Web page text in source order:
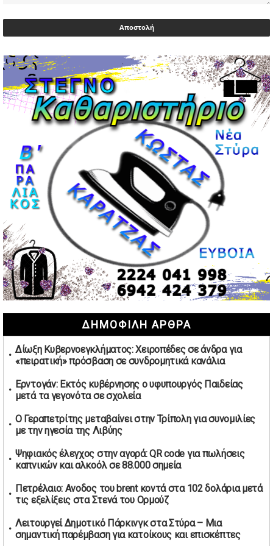
και Ολυμπιακού
02/05/2026 | 20:28
Περιστέρι: Ένταση μεταξύ ανηλίκων άφησε δύο
15χρονους τραυματίες
02/05/2026 | 18:56
Ηνωμένα Αραβικά Εμιράτα: Αίρουν τους περιορισμούς
στον εναέριο χώρο
02/05/2026 | 17:16
Η Αθηνά Λινού αφήνει ανοιχτό το ενδεχόμενο ένταξης
στον νέο πολιτικό φορέα Τσίπρα
02/05/2026 | 17:01
Αταμάν: Κανείς δεν έχει δικαίωμα να μιλά για τον πρόεδρο
και την οικογένειά του
02/05/2026 | 15:59
Μαρινάκης: Ο Ανδρουλάκης υπαναχώρησε στις
συμφωνίες για τις Ανεξάρτητες Αρχές
02/05/2026 | 09:36
Ψηφιακός έλεγχος στην αγορά: QR code για πωλήσεις
καπνικών και αλκοόλ σε 88.000 σημεία
02/05/2026 | 06:26
Καύσιμα αεροσκαφών: Διαβεβαιώσεις ΕΕ για επάρκεια
01/05/2026 | 19:54
Βελόπουλος: Κριτική σε πολιτικούς αρχηγούς για
δηλώσεις την Πρωτομαγιά
01/05/2026 | 19:33
Υπερβολική ταχύτητα στο Αλιβέρι οδήγησε σε σύλληψη
38χρονου οδηγού
01/05/2026 | 19:12
Υποψηφιότητες για τις εκλογές νέας διοίκησης του ΑΟ
Νέων Στύρων
Τουρκία: Ένταση στις συγκεντρώσεις για την Πρωτομαγιά
ΔΗΜΟΦΙΛΗ ΑΡΘΡΑ
Δίωξη Κυβερνοεγκλήματος: Χειροπέδες σε άνδρα για
«πειρατική» πρόσβαση σε συνδρομητικά κανάλια
Ερντογάν: Εκτός κυβέρνησης ο υφυπουργός Παιδείας
μετά τα γεγονότα σε σχολεία
Ο Γεραπετρίτης μεταβαίνει στην Τρίπολη για συνομιλίες
με την ηγεσία της Λιβύης
Ψηφιακός έλεγχος στην αγορά: QR code για πωλήσεις
καπνικών και αλκοόλ σε 88.000 σημεία
Πετρέλαιο: Ανοδος του brent κοντά στα 102 δολάρια μετά
τις εξελίξεις στα Στενά του Ορμούζ
Λειτουργεί Δημοτικό Πάρκινγκ στα Στύρα – Μια
σημαντική παρέμβαση για κατοίκους και επισκέπτες